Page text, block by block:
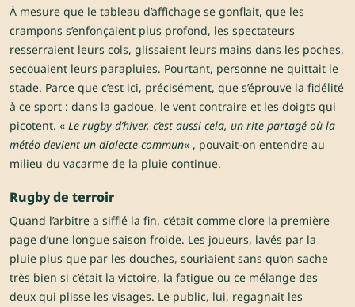
À mesure que le tableau d’affichage se gonflait, que les
crampons s’enfonçaient plus profond, les spectateurs
resserraient leurs cols, glissaient leurs mains dans les poches,
secouaient leurs parapluies. Pourtant, personne ne quittait le
stade. Parce que c’est ici, précisément, que s’éprouve la fidélité
à ce sport : dans la gadoue, le vent contraire et les doigts qui
picotent. « Le rugby d’hiver, c’est aussi cela, un rite partagé où la
météo devient un dialecte commun« , pouvait-on entendre au
milieu du vacarme de la pluie continue.
Rugby de terroir
Quand l’arbitre a sifflé la fin, c’était comme clore la première
page d’une longue saison froide. Les joueurs, lavés par la
pluie plus que par les douches, souriaient sans qu’on sache
très bien si c’était la victoire, la fatigue ou ce mélange des
deux qui plisse les visages. Le public, lui, regagnait les